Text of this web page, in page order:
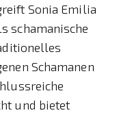
Sonia Emilia
schamanische
Schamanen
und bietet